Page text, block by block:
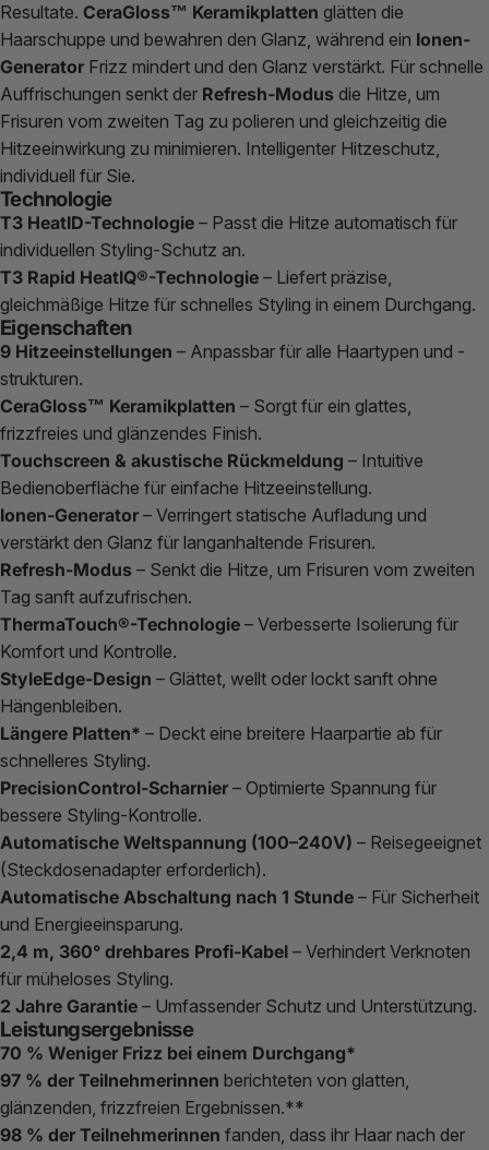
Resultate. CeraGloss™ Keramikplatten glätten die
Haarschuppe und bewahren den Glanz, während ein Ionen-
Generator Frizz mindert und den Glanz verstärkt. Für schnelle
Auffrischungen senkt der Refresh-Modus die Hitze, um
Frisuren vom zweiten Tag zu polieren und gleichzeitig die
Hitzeeinwirkung zu minimieren. Intelligenter Hitzeschutz,
individuell für Sie.
Technologie
T3 HeatID-Technologie – Passt die Hitze automatisch für
individuellen Styling-Schutz an.
T3 Rapid HeatIQ®-Technologie – Liefert präzise,
gleichmäßige Hitze für schnelles Styling in einem Durchgang.
Eigenschaften
9 Hitzeeinstellungen – Anpassbar für alle Haartypen und -
strukturen.
CeraGloss™ Keramikplatten – Sorgt für ein glattes,
frizzfreies und glänzendes Finish.
Touchscreen & akustische Rückmeldung – Intuitive
Bedienoberfläche für einfache Hitzeeinstellung.
Ionen-Generator – Verringert statische Aufladung und
verstärkt den Glanz für langanhaltende Frisuren.
Refresh-Modus – Senkt die Hitze, um Frisuren vom zweiten
Tag sanft aufzufrischen.
ThermaTouch®-Technologie – Verbesserte Isolierung für
Komfort und Kontrolle.
StyleEdge-Design – Glättet, wellt oder lockt sanft ohne
Hängenbleiben.
Längere Platten* – Deckt eine breitere Haarpartie ab für
schnelleres Styling.
PrecisionControl-Scharnier – Optimierte Spannung für
bessere Styling-Kontrolle.
Automatische Weltspannung (100–240V) – Reisegeeignet
(Steckdosenadapter erforderlich).
Automatische Abschaltung nach 1 Stunde – Für Sicherheit
und Energieeinsparung.
2,4 m, 360° drehbares Profi-Kabel – Verhindert Verknoten
für müheloses Styling.
2 Jahre Garantie – Umfassender Schutz und Unterstützung.
Leistungsergebnisse
70 % Weniger Frizz bei einem Durchgang*
97 % der Teilnehmerinnen berichteten von glatten,
glänzenden, frizzfreien Ergebnissen.**
98 % der Teilnehmerinnen fanden, dass ihr Haar nach der